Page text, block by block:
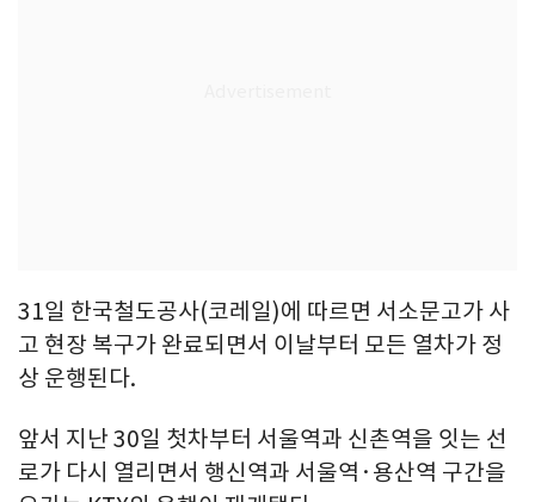
31일 한국철도공사(코레일)에 따르면 서소문고가 사
고 현장 복구가 완료되면서 이날부터 모든 열차가 정
상 운행된다.
앞서 지난 30일 첫차부터 서울역과 신촌역을 잇는 선
로가 다시 열리면서 행신역과 서울역·용산역 구간을